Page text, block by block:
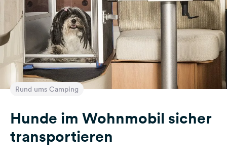
Partner
Registrieren
Einloggen
Newsletter
Feedback
Sprache:
Rund ums Camping
Hunde im Wohnmobil sicher
transportieren